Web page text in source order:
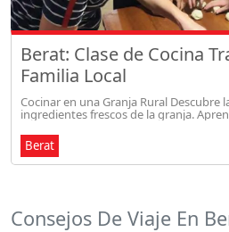
Berat: Clase de Cocina
Familia Local
Cocinar en una Granja Rural Descubre
ingredientes frescos de la granja.
Berat
Consejos De Viaje En